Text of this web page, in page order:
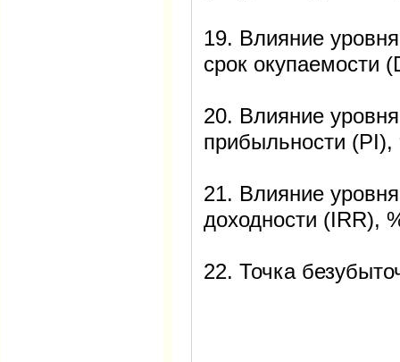
19. Влияние
срок окупаемости
20. Влияние
прибыльности (PI),
21. Влияние
доходности (IRR),
22. Точка